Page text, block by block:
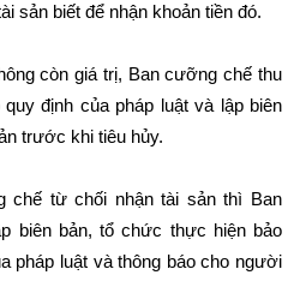
sản biết để nhận khoản tiền đó.
còn giá trị, Ban cưỡng chế thu
định của pháp luật và lập biên
trước khi tiêu hủy.
chế từ chối nhận tài sản thì Ban
biên bản, tổ chức thực hiện bảo
pháp luật và thông báo cho người